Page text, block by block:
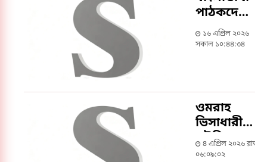
পাঠকদের
মাঝে
পাঠাভ্যাস
ড.মিজানুর
রহমান
আজহারি
১৬ এপ্রিল ২০২৬
সকাল ১০:৪৪:৩৪
ওমরাহ
ভিসাধারীদের
সৌদি ছাড়ার
নির্দেশ
৪ এপ্রিল ২০২৬ রাত
০৬:০৯:০২